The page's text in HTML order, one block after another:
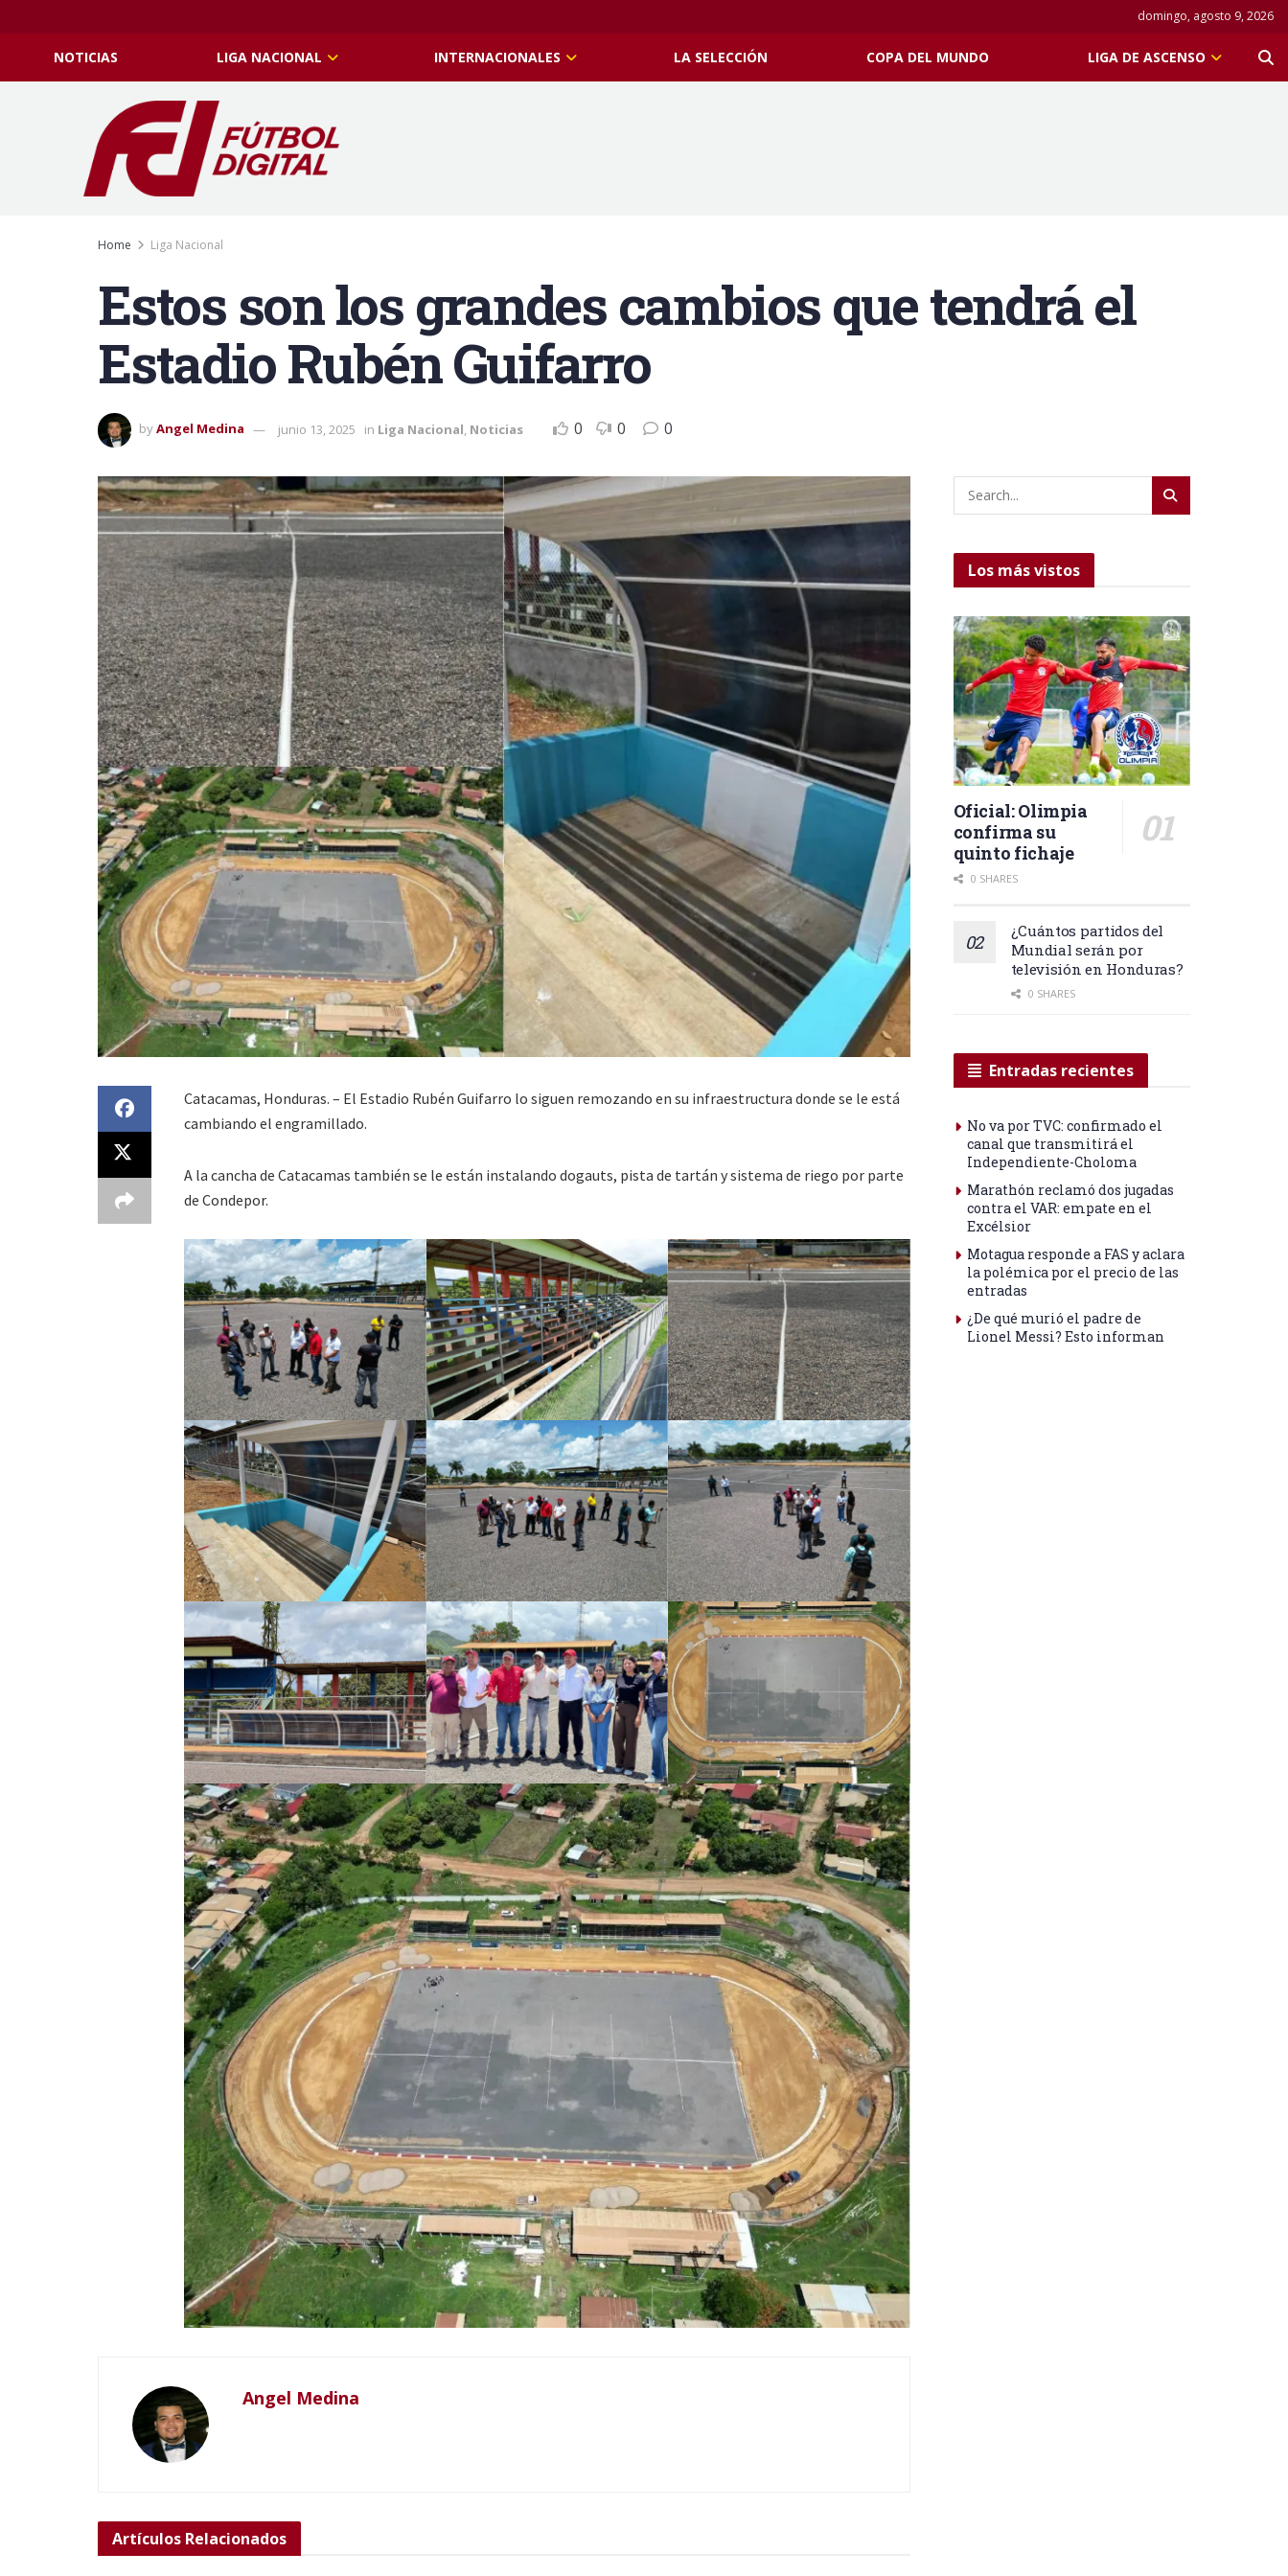
domingo, agosto 9, 2026
NOTICIAS LIGA NACIONAL INTERNACIONALES LA SELECCIÓN COPA DEL MUNDO LIGA DE ASCENSO
Home Liga Nacional
Estos son los grandes cambios que tendrá el
Estadio Rubén Guifarro
byAngel Medina junio 13, 2025 in Liga Nacional Noticias 0 0 0
Catacamas, Honduras. – El Estadio Rubén Guifarro lo siguen remozando en su infraestructura donde se le está
cambiando el engramillado.
A la cancha de Catacamas también se le están instalando dogauts, pista de tartán y sistema de riego por parte
de Condepor.
Angel Medina
Artículos Relacionados
Los más vistos
Oficial: Olimpia
confirma su
quinto fichaje
0 SHARES
¿Cuántos partidos del
Mundial serán por
televisión en Honduras?
0 SHARES
Entradas recientes
No va por TVC: confirmado el
canal que transmitirá el
Independiente-Choloma
Marathón reclamó dos jugadas
contra el VAR: empate en el
Excélsior
Motagua responde a FAS y aclara
la polémica por el precio de las
entradas
¿De qué murió el padre de
Lionel Messi? Esto informan